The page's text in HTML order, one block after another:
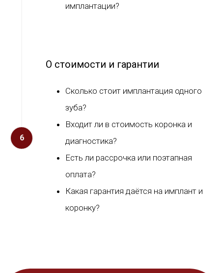
имплантации?
О стоимости и гарантии
Сколько стоит имплантация одного
зуба?
Входит ли в стоимость коронка и
диагностика?
Есть ли рассрочка или поэтапная
оплата?
Какая гарантия даётся на имплант и
коронку?